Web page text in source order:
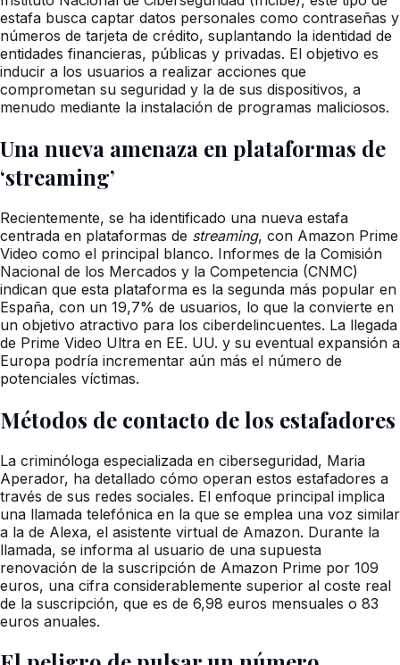
estafa busca captar datos personales como contraseñas y
números de tarjeta de crédito, suplantando la identidad de
entidades financieras, públicas y privadas. El objetivo es
inducir a los usuarios a realizar acciones que
comprometan su seguridad y la de sus dispositivos, a
menudo mediante la instalación de programas maliciosos.
Una nueva amenaza en plataformas de
‘streaming’
Recientemente, se ha identificado una nueva estafa
centrada en plataformas de streaming, con Amazon Prime
Video como el principal blanco. Informes de la Comisión
Nacional de los Mercados y la Competencia (CNMC)
indican que esta plataforma es la segunda más popular en
España, con un 19,7% de usuarios, lo que la convierte en
un objetivo atractivo para los ciberdelincuentes. La llegada
de Prime Video Ultra en EE. UU. y su eventual expansión a
Europa podría incrementar aún más el número de
potenciales víctimas.
Métodos de contacto de los estafadores
La criminóloga especializada en ciberseguridad, Maria
Aperador, ha detallado cómo operan estos estafadores a
través de sus redes sociales. El enfoque principal implica
una llamada telefónica en la que se emplea una voz similar
a la de Alexa, el asistente virtual de Amazon. Durante la
llamada, se informa al usuario de una supuesta
renovación de la suscripción de Amazon Prime por 109
euros, una cifra considerablemente superior al coste real
de la suscripción, que es de 6,98 euros mensuales o 83
euros anuales.